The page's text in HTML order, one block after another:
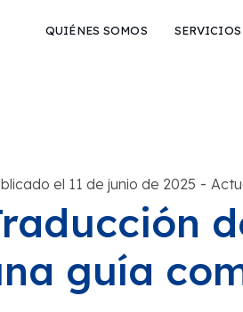
QUIÉNES SOMOS SERVICIOS
el 11 de junio de 2025 -
guía